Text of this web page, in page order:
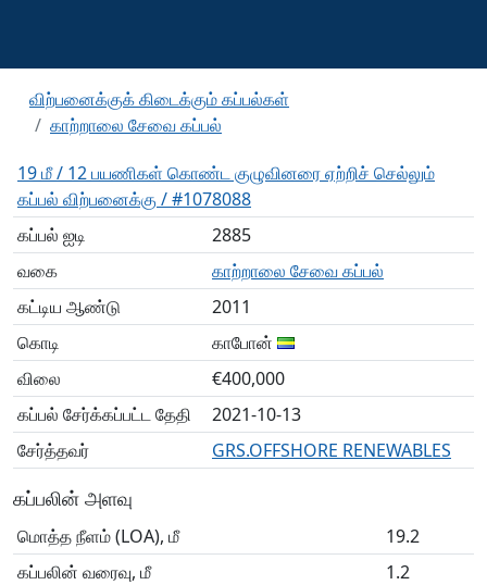
விற்பனைக்குக் கிடைக்கும் கப்பல்கள்
காற்றாலை சேவை கப்பல்
19 மீ / 12 பயணிகள் கொண்ட குழுவினரை ஏற்றிச் செல்லும்
கப்பல் விற்பனைக்கு / #1078088
கப்பல் ஐடி
2885
வகை
காற்றாலை சேவை கப்பல்
கட்டிய ஆண்டு
2011
கொடி
காபோன்
விலை
€400,000
கப்பல் சேர்க்கப்பட்ட தேதி
2021-10-13
சேர்த்தவர்
GRS.OFFSHORE RENEWABLES
கப்பலின் அளவு
மொத்த நீளம் (LOA), மீ
19.2
கப்பலின் வரைவு, மீ
1.2